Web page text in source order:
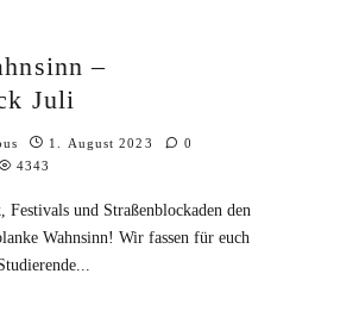
–
Juli
1. August 2023
0
4343
Festivals und Straßenblockaden den
Wahnsinn! Wir fassen für euch
...